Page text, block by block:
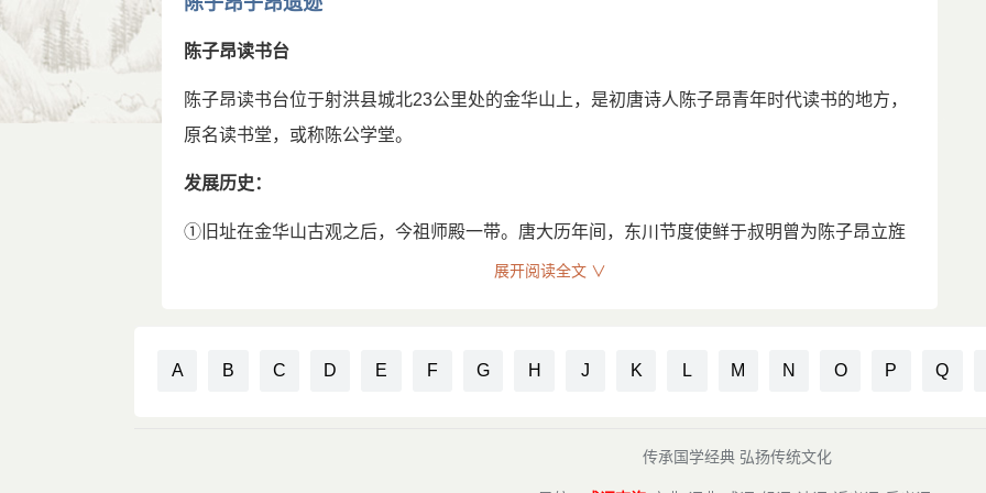
洪县县令段简是个贪得无厌的小人，他听说陈家钱财富足，就心生歹意，图谋勒索。陈子昂家
人给县令送去了20万缗，尚不能满足段简的胃口，没有满足的段简不管三七二十一就将陈子昂
据说，陈子昂在狱中曾经自己给自己卜过一卦，卦相大凶，陈子昂惊曰:“天命不佑，吾殆死
廷谏官，不知当地县令的“勇气”何来，居然敢敲诈“国家工作人员”，以至于让陈子昂冤死狱中，
这一直是一个谜。后来，有人说是因为陈子昂在朝做官时曾开罪于武三思，所以武三思才指示
盖棺论定，新、旧《唐书》给予他的一致评价是“褊躁无威仪”。所谓“褊”，意即狭小、狭
弊，五百年矣，汉魏风骨，晋宋莫传，然而文献有可征者。仆尝暇时观齐梁间诗，彩丽竞繁，
而兴寄都绝，每以永叹，思古人，常恐逶迤颓靡，风雅不作，以耿耿也。一昨于解三处见明公
《咏孤桐篇》，骨气端翔，音情顿挫，光英朗练，有金石声。遂用洗心饰视，发挥幽郁。不图
经标举过“比兴”、“风骨”的传统。王勃反对龙朔前后的宫廷诗风，也指责他们是“骨气都尽，刚健
不闻”。陈子昂继承了他们的主张，一针见血地指出初唐宫廷诗人们所奉为偶像的齐梁诗风是
寄”和“风骨”都是关系着诗歌生命的首要问题。“兴寄”的实质是要求诗歌发扬批判现实的传统，要
实内容。从当时情况来说，只有实现内容的真正革新，才能使诗歌负起时代的使命。同时，我
陈子昂读书台
陈子昂读书台位于射洪县城北23公里处的金华山上，是初唐诗人陈子昂青年时代读书的地方，
原名读书堂，或称陈公学堂。
发展历史：
①旧址在金华山古观之后，今祖师殿一带。唐大历年间，东川节度使鲜于叔明曾为陈子昂立旌
③宋嘉裕年间，邑令庞子明在其遗址建拾遗亭。
展开阅读全文 ∨
A B C D E F G H J K L M N O P Q
传承国学经典 弘扬传统文化